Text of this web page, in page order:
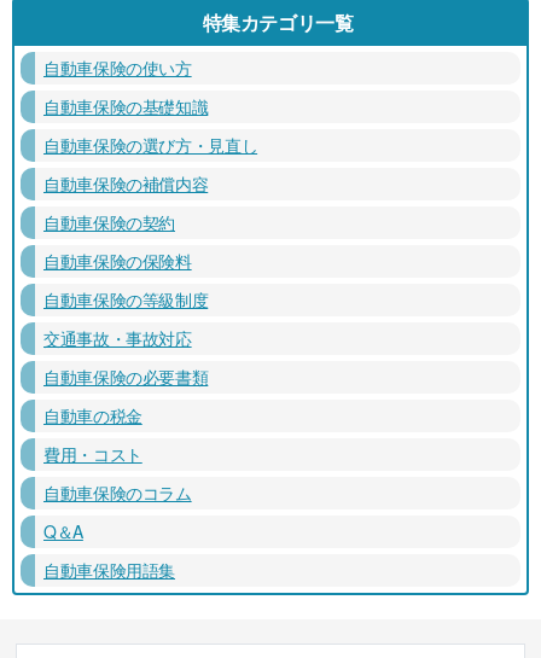
特集カテゴリ一覧
自動車保険の使い方
自動車保険の基礎知識
自動車保険の選び方・見直し
自動車保険の補償内容
自動車保険の契約
自動車保険の保険料
自動車保険の等級制度
交通事故・事故対応
自動車保険の必要書類
自動車の税金
費用・コスト
自動車保険のコラム
Q＆A
自動車保険用語集